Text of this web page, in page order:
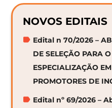
NOVOS EDITAIS
Edital n 70/2026 –
DE SELEÇÃO PARA
ESPECIALIZAÇÃO
PROMOTORES DE
Edital nº 69/2026 –